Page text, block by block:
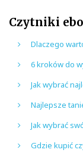
Czytniki
Dlaczego
6 kroków do
Jak wybrać
Najlepsze
Jak wybrać
Gdzie kupić